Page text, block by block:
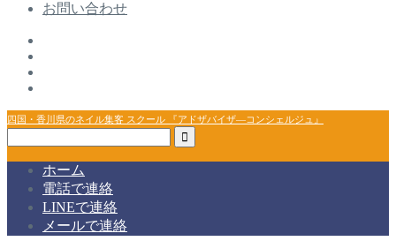
お問い合わせ
四国・香川県のネイル集客 スクール 『アドザバイザ―コンシェルジュ』
ホーム
電話で連絡
LINEで連絡
メールで連絡